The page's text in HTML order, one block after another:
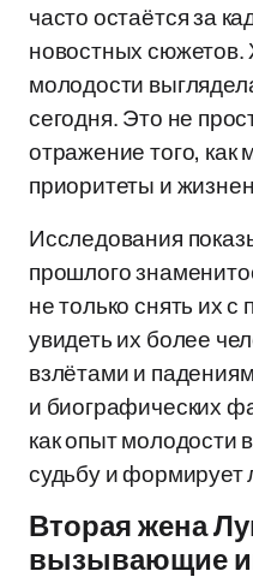
часто остаётся за
новостных
молодости
сегодня. Это не
отражение того, как
приоритеты и
Исследования
прошлого
не только снять их с
увидеть их более
взлётами и
и биографических
как опыт молодости
судьбу и формирует
Вторая жена
вызывающие